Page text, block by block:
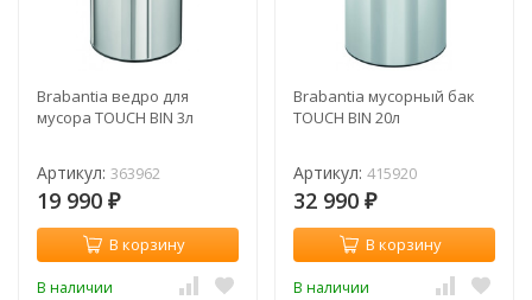
Brabantia ведро для
мусора TOUCH BIN 3л
Артикул: 363962
19 990 ₽
В корзину
В наличии
Brabantia мусорный бак
TOUCH BIN 20л
Артикул: 415920
32 990 ₽
В корзину
В наличии